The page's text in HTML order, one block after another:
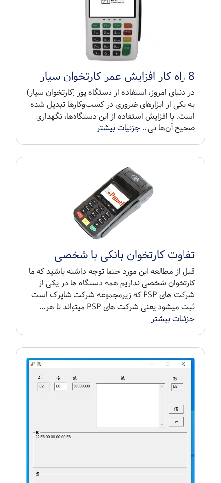
8 راه کار افزایش عمر کارتخوان سیار
در دنیای امروز، استفاده از دستگاه پوز (کارتخوان سیار)
به یکی از ابزارهای ضروری در کسب‌وکارها تبدیل شده
است. با افزایش استفاده از این دستگاه‌ها، نگهداری
صحیح آن‌ها نی...جزئیات بیشتر
تفاوت کارتخوان بانکی با شخصی
قبل از مطالعه این مورد حتما توجه داشته باشید که ما
کارتخوان شخصی نداریم همه دستگاه ها در یکی از
شرکت های PSP که زیرمجموعه شرکت شاپرک است
ثبت میشود یعنی شرکت های PSP میتواند تا هر...
جزئیات بیشتر